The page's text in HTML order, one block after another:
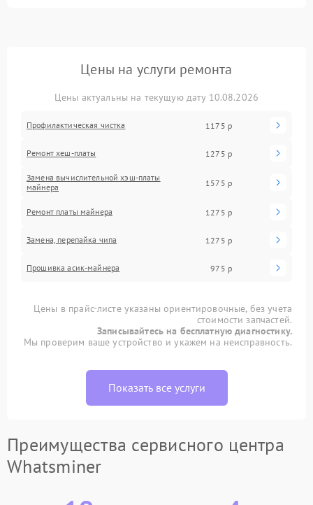
Цены на услуги ремонта
Цены актуальны на текущую дату 10.08.2026
Профилактическая чистка 1175 р
Ремонт хеш-платы 1275 р
Замена вычислительной хэш-платы
майнера
1575 р
Ремонт платы майнера 1275 р
Замена, перепайка чипа 1275 р
Прошивка асик-майнера 975 р
Цены в прайс-листе указаны ориентировочные, без учета
стоимости запчастей.
Записывайтесь на бесплатную диагностику.
Мы проверим ваше устройство и укажем на неисправность.
Показать все услуги
Преимущества сервисного центра
Whatsminer